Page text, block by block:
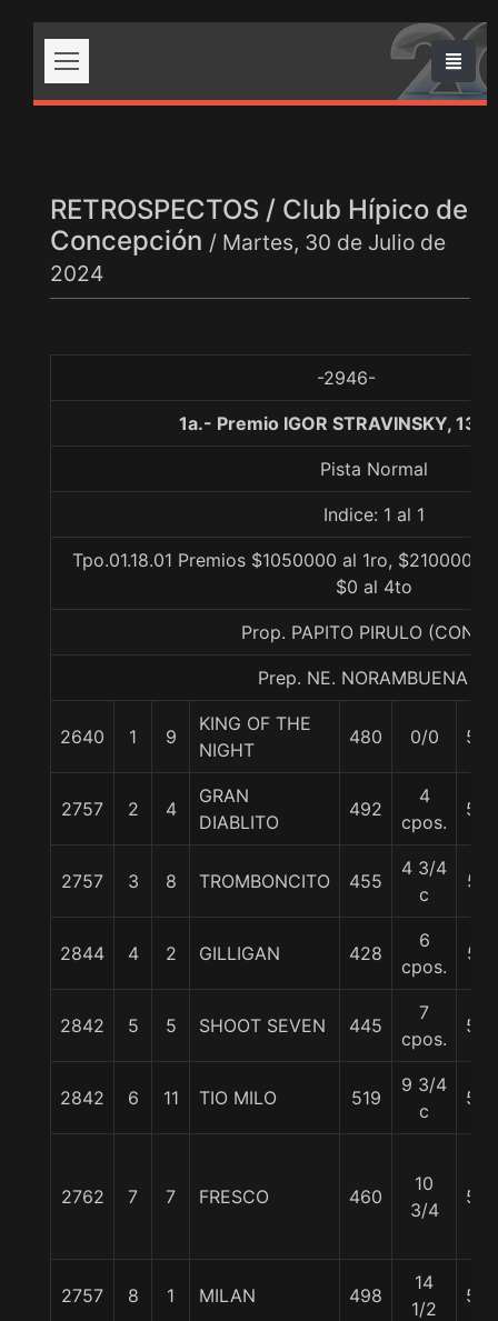
RETROSPECTOS / Club Hípico de
Concepción / Martes, 30 de Julio de
2024
-2946-
1a.- Premio IGOR STRAVINSKY,
Pista Normal
Indice: 1 al 1
Tpo.01.18.01 Premios $1050000 al 1ro, $210000
$0 al 4to
Prop. PAPITO PIRULO
Prep. NE. NORAMBUENA B.
2640 1 9
KING OF THE
NIGHT
480 0/0 55
2757 2 4
GRAN
DIABLITO
492
4
cpos.
55
2757 3 8 TROMBONCITO 455
4 3/4
c
57
2844 4 2 GILLIGAN 428
6
cpos.
57
2842 5 5 SHOOT SEVEN 445
7
cpos.
55
2842 6 11 TIO MILO 519
9 3/4
c
55
2762 7 7 FRESCO 460
10
3/4
56
2757 8 1 MILAN 498
14
1/2
55